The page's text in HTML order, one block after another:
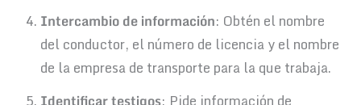
Intercambio de información: Obtén el nombre
del conductor, el número de licencia y el nombre
de la empresa de transporte para la que trabaja.